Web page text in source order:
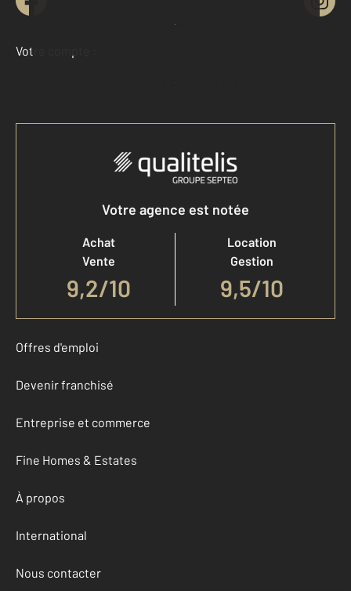
Demander une estimation
Votre compte :
Accéder à mon compte
Votre agence est notée
Achat
Vente
9,2/10
Location
Gestion
9,5/10
Offres d'emploi
Devenir franchisé
Entreprise et commerce
Fine Homes & Estates
À propos
International
Nous contacter